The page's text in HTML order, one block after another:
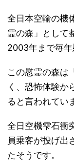
全日本空輸の機
霊の森」として
2003年まで毎年
この慰霊の森は
く、恐怖体験か
ると言われてい
全日空機雫石衝
員乗客が投げ出
たそうです。